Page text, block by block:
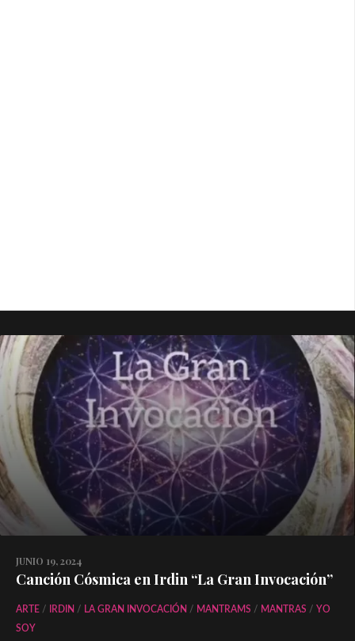
JUNIO 19, 2024
Canción Cósmica en Irdin “La Gran Invocación”
ARTE / IRDIN / LA GRAN INVOCACIÓN / MANTRAMS / MANTRAS / YO
SOY